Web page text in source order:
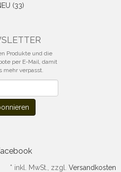
(33)
Produkte und die
per E-Mail, damit
mehr verpasst.
* inkl. MwSt., zzgl. Versandkosten